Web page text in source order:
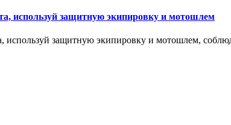
используй защитную экипировку и мотошлем
используй защитную экипировку и мотошлем,